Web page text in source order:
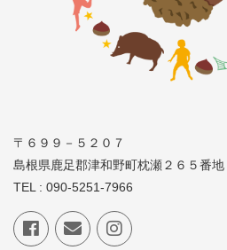
〒６９９－５２０７
島根県鹿足郡津和野町枕瀬２６５番地
TEL : 090-5251-7966